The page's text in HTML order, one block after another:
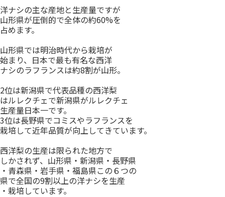
洋ナシの主な産地と生産量ですが
山形県が圧倒的で全体の約60%を
占めます。
山形県では明治時代から栽培が
始まり、日本で最も有名な西洋
ナシのラフランスは約8割が山形。
2位は新潟県で代表品種の西洋梨
はルレクチェで新潟県がルレクチェ
生産量日本一です。
3位は長野県でコミスやラフランスを
栽培して近年品質が向上してきています。
西洋梨の生産は限られた地方で
しかされず、山形県・新潟県・長野県
・青森県・岩手県・福島県この６つの
県で全国の9割以上の洋ナシを生産
・栽培しています。